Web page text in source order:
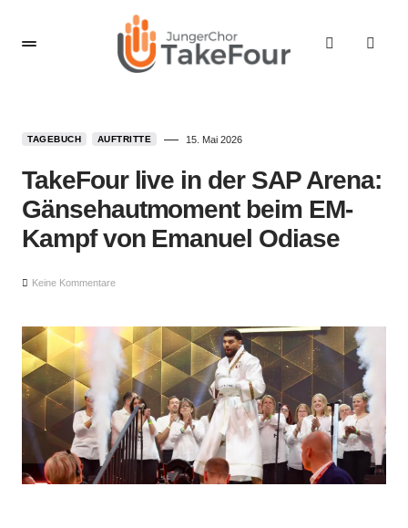
TAGEBUCH AUFTRITTE 15. Mai 2026
TakeFour live in der SAP Arena:
Gänsehautmoment beim EM-
Kampf von Emanuel Odiase
Keine Kommentare